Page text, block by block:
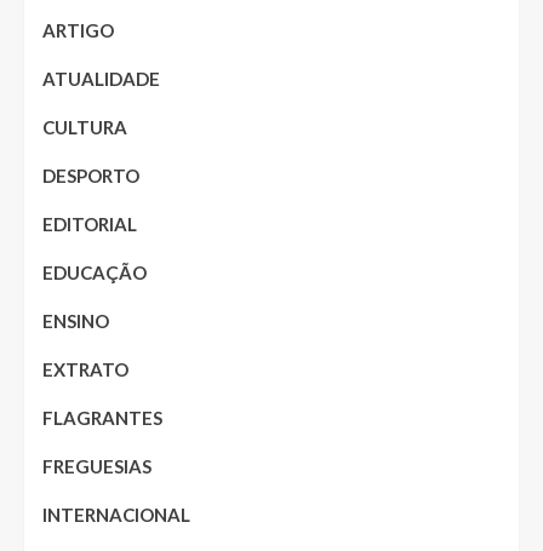
ARTIGO
ATUALIDADE
CULTURA
DESPORTO
EDITORIAL
EDUCAÇÃO
ENSINO
EXTRATO
FLAGRANTES
FREGUESIAS
INTERNACIONAL